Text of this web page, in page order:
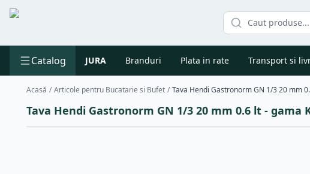
Catalog JURA Branduri Plata in rate Transport si
Acasă / Articole pentru Bucatarie si Bufet /
Tava Hendi Gastronorm GN 1/3 20 mm 0.6 lt -